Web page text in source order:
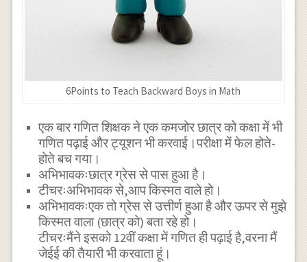
6Points to Teach Backward Boys in Math
एक बार गणित शिक्षक ने एक कमजोर छात्र को कक्षा में भी
गणित पढ़ाई और ट्यूशन भी करवाई।परीक्षा में फेल होते-
होते बच गया।
अभिभावकःछात्र ग्रेस से पास हुआ है।
टीचरःअभिभावक से,आप किस्मत वाले हो।
अभिभावकःएक तो ग्रेस से उत्तीर्ण हुआ है और ऊपर से मुझे
किस्मत वाला (छात्र को) बता रहे हो।
टीचरःमैंने इसको 12वीं कक्षा में गणित ही पढ़ाई है,वरना मैं
जेईई की तैयारी भी करवाता हूं।